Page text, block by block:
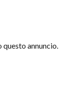
questo annuncio.